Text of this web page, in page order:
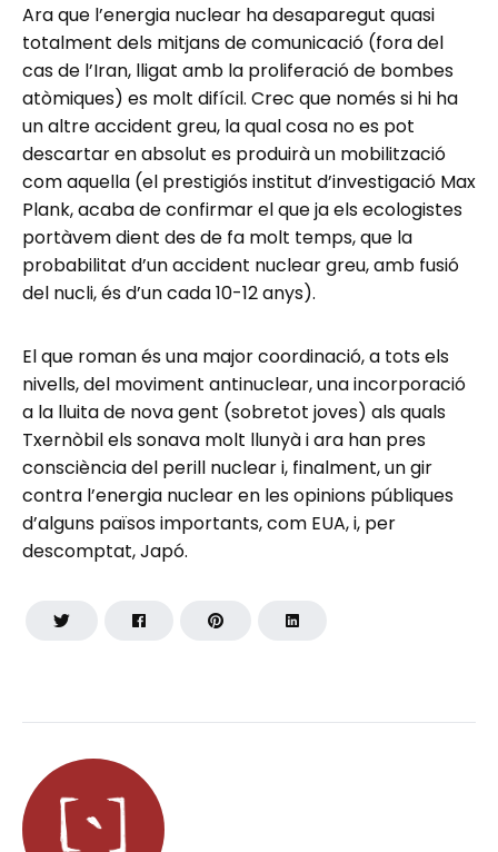
Ara que l’energia nuclear ha desaparegut quasi
totalment dels mitjans de comunicació (fora del
cas de l’Iran, lligat amb la proliferació de bombes
atòmiques) es molt difícil. Crec que només si hi ha
un altre accident greu, la qual cosa no es pot
descartar en absolut es produirà un mobilització
com aquella (el prestigiós institut d’investigació Max
Plank, acaba de confirmar el que ja els ecologistes
portàvem dient des de fa molt temps, que la
probabilitat d’un accident nuclear greu, amb fusió
del nucli, és d’un cada 10-12 anys).
El que roman és una major coordinació, a tots els
nivells, del moviment antinuclear, una incorporació
a la lluita de nova gent (sobretot joves) als quals
Txernòbil els sonava molt llunyà i ara han pres
consciència del perill nuclear i, finalment, un gir
contra l’energia nuclear en les opinions públiques
d’alguns països importants, com EUA, i, per
descomptat, Japó.